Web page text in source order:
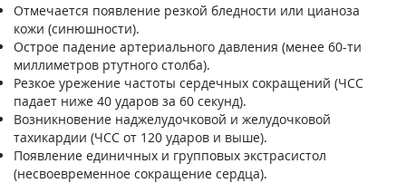
Отмечается появление резкой бледности или цианоза
кожи (синюшности).
Острое падение артериального давления (менее 60-ти
миллиметров ртутного столба).
Резкое урежение частоты сердечных сокращений (ЧСС
падает ниже 40 ударов за 60 секунд).
Возникновение наджелудочковой и желудочковой
тахикардии (ЧСС от 120 ударов и выше).
Появление единичных и групповых экстрасистол
(несвоевременное сокращение сердца).